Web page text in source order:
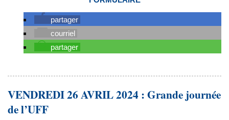
partager
courriel
partager
VENDREDI 26 AVRIL 2024 : Grande journée
de l’UFF